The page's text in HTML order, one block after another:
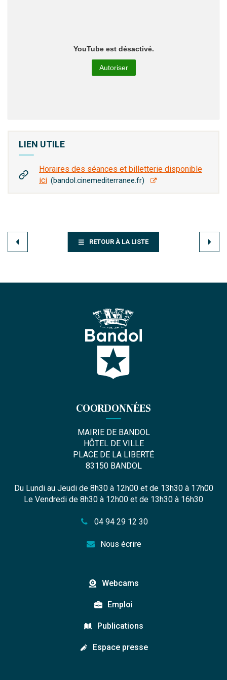
YouTube est désactivé.
Autoriser
LIEN UTILE
Horaires des séances et billetterie disponible
ici
bandol.cinemediterranee.fr
RETOUR À LA LISTE
COORDONNÉES
MAIRIE DE BANDOL
HÔTEL DE VILLE
PLACE DE LA LIBERTÉ
83150 BANDOL
Du Lundi au Jeudi de 8h30 à 12h00 et de 13h30 à 17h00
Le Vendredi de 8h30 à 12h00 et de 13h30 à 16h30
04 94 29 12 30
Nous écrire
Webcams
Emploi
Publications
Espace presse